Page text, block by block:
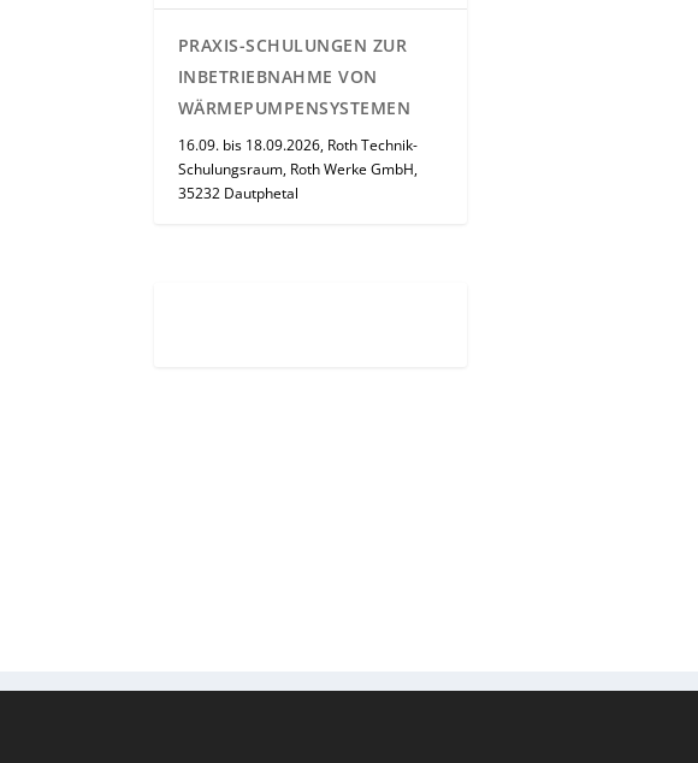
PRAXIS-SCHULUNGEN ZUR
INBETRIEBNAHME VON
WÄRMEPUMPENSYSTEMEN
16.09. bis 18.09.2026, Roth Technik-
Schulungsraum, Roth Werke GmbH,
35232 Dautphetal